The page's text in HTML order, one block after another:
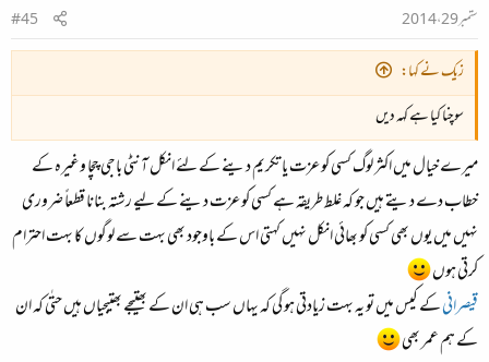
ستمبر 29، 2014
#45
زیک نے کہا:
سوچنا کیا ہے کہہ دیں
میرے خیال میں اکثر لوگ کسی کو عزت یا تکریم دینے کے لئے انکل آنٹی باجی چچا وغیرہ کے
خطاب دے دیتے ہیں جو کہ غلط طریقہ ہے کسی کو عزت دینے کے لیے رشتہ بنانا قطعاً ضروری
نہیں میں یوں بھی کسی کو بھائی انکل نہیں کہتی اس کے باوجود بھی بہت سے لوگوں کا بہت احترام
کرتی ہوں
قیصرانیکے کیس میں تو یہ بہت زیادتی ہو گی کہ یہاں سب ہی ان کے بھتیجے بھتیجیاں ہیں حتٰی کہ ان
کے ہم عمر بھی